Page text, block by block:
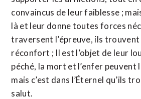
convaincus de leur faiblesse ;
là et leur donne toutes forces
traversent l’épreuve, ils
réconfort ; Il est l’objet de leur
péché, la mort et l’enfer peuvent
mais c’est dans l’Éternel qu’ils
salut.